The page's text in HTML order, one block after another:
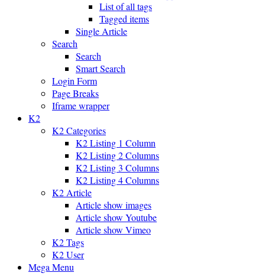
List of all tags
Tagged items
Single Article
Search
Search
Smart Search
Login Form
Page Breaks
Iframe wrapper
K2
K2 Categories
K2 Listing 1 Column
K2 Listing 2 Columns
K2 Listing 3 Columns
K2 Listing 4 Columns
K2 Article
Article show images
Article show Youtube
Article show Vimeo
K2 Tags
K2 User
Mega Menu